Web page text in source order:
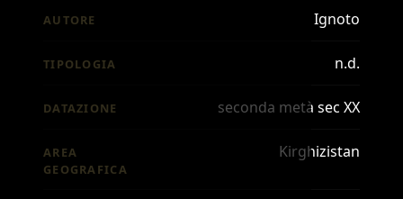
AUTORE Ignoto
TIPOLOGIA n.d.
DATAZIONE seconda metà sec XX
AREA
GEOGRAFICA
Kirghizistan